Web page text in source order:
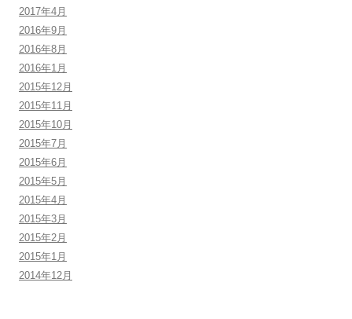
2017年4月
2016年9月
2016年8月
2016年1月
2015年12月
2015年11月
2015年10月
2015年7月
2015年6月
2015年5月
2015年4月
2015年3月
2015年2月
2015年1月
2014年12月